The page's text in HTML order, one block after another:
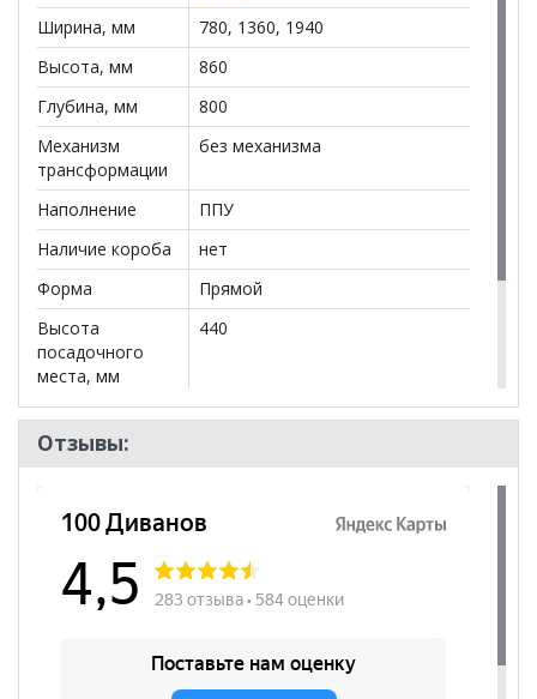
Ширина, мм
780, 1360, 1940
Высота, мм
860
Глубина, мм
800
Механизм
трансформации
без механизма
Наполнение
ППУ
Наличие короба
нет
Форма
Прямой
Высота
посадочного
места, мм
440
Бренд
Proffix
Стиль
Отзывы: